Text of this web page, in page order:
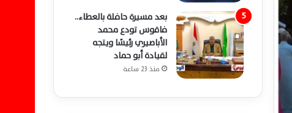
بعد مسيرة حافلة بالعطاء..
فاقوس تودع محمد
الأباصيري رئيسًا ويتجه
لقيادة أبو حماد
منذ 23 ساعة